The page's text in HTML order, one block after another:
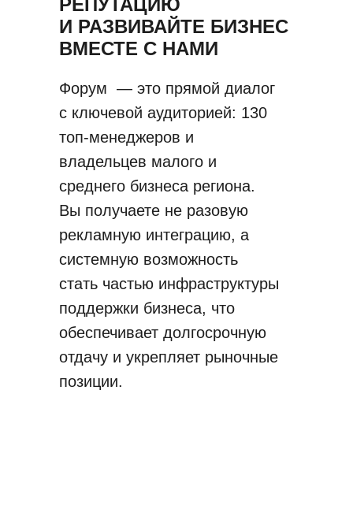
Форум — это прямой диалог
с ключевой аудиторией: 130
топ-менеджеров и
владельцев малого и
среднего бизнеса региона.
Вы получаете не разовую
рекламную интеграцию, а
системную возможность
стать частью инфраструктуры
поддержки бизнеса, что
обеспечивает долгосрочную
отдачу и укрепляет рыночные
позиции.
РЕПУТАЦИЮ
И РАЗВИВАЙТЕ БИЗНЕС
ВМЕСТЕ С НАМИ